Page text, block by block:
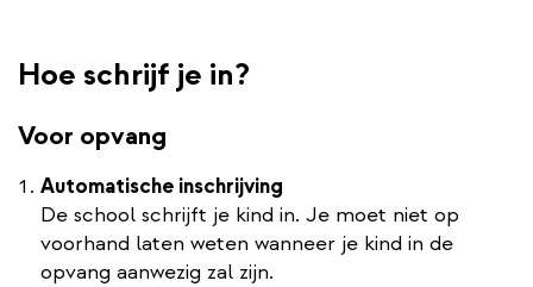
Hoe schrijf je in?
Voor opvang
Automatische inschrijving
De school schrijft je kind in. Je moet niet op
voorhand laten weten wanneer je kind in de
opvang aanwezig zal zijn.